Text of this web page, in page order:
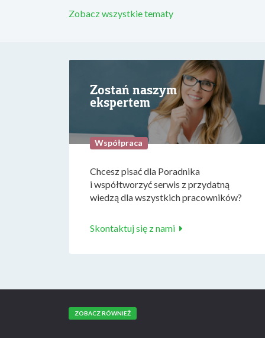
Zobacz wszystkie tematy
Zostań naszym
ekspertem
Współpraca
Chcesz pisać dla Poradnika
i współtworzyć serwis z przydatną
wiedzą dla wszystkich pracowników?
Skontaktuj się z nami
ZOBACZ RÓWNIEŻ